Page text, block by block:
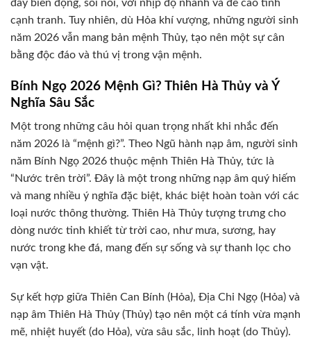
đầy biến động, sôi nổi, với nhịp độ nhanh và đề cao tính
cạnh tranh. Tuy nhiên, dù Hỏa khí vượng, những người sinh
năm 2026 vẫn mang bản mệnh Thủy, tạo nên một sự cân
bằng độc đáo và thú vị trong vận mệnh.
Bính Ngọ 2026 Mệnh Gì? Thiên Hà Thủy và Ý
Nghĩa Sâu Sắc
Một trong những câu hỏi quan trọng nhất khi nhắc đến
năm 2026 là “mệnh gì?”. Theo Ngũ hành nạp âm, người sinh
năm Bính Ngọ 2026 thuộc mệnh Thiên Hà Thủy, tức là
“Nước trên trời”. Đây là một trong những nạp âm quý hiếm
và mang nhiều ý nghĩa đặc biệt, khác biệt hoàn toàn với các
loại nước thông thường. Thiên Hà Thủy tượng trưng cho
dòng nước tinh khiết từ trời cao, như mưa, sương, hay
nước trong khe đá, mang đến sự sống và sự thanh lọc cho
vạn vật.
Sự kết hợp giữa Thiên Can Bính (Hỏa), Địa Chi Ngọ (Hỏa) và
nạp âm Thiên Hà Thủy (Thủy) tạo nên một cá tính vừa mạnh
mẽ, nhiệt huyết (do Hỏa), vừa sâu sắc, linh hoạt (do Thủy).